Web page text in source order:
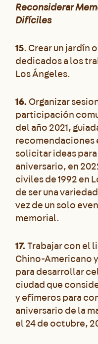
Reconsiderar
Difíciles
15. Crear un jardín
dedicados a los
Los Ángeles.
16.Organizar
participación
del año 2021,
recomendaciones
solicitar ideas
aniversario, en
civiles de 1992 en
de ser una
vez de un solo
memorial.
17.Trabajar con el
Chino-Americano
para desarrollar
ciudad que
y efímeros para
aniversario de la
el 24 de octubre,